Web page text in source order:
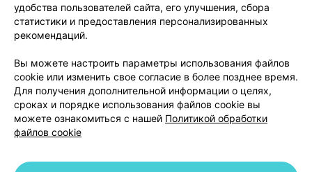
Размещение рекламы
Медицинский маркетинг
Публичный договор
Доставка
Способы оплаты
Вакансии
Партнеры
Написать руководителю 103.by
Написать в поддержку
Персональные настройки Cookie
удобства пользователей сайта, его улучшения, сбора
статистики и предоставления персонализированных
рекомендаций.
Вы можете настроить параметры использования файлов
cookie или изменить свое согласие в более позднее время.
Для получения дополнительной информации о целях,
сроках и порядке использования файлов cookie вы
можете ознакомиться с нашей Политикой обработки
файлов cookie